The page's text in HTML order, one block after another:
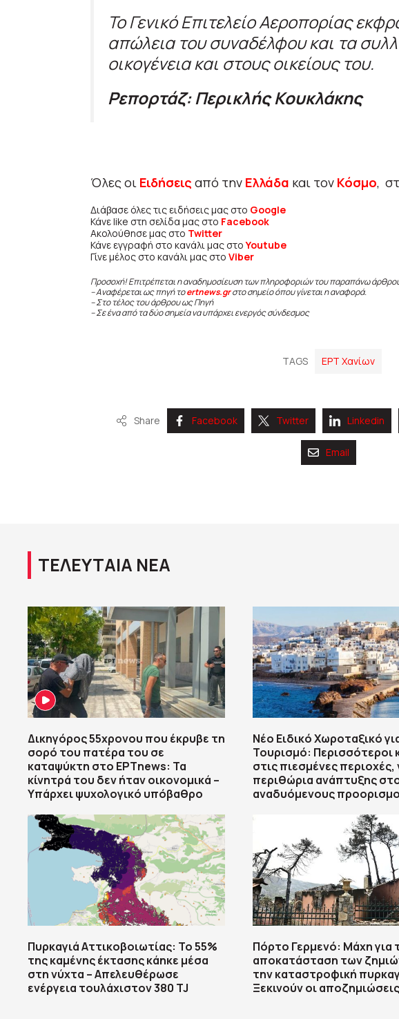
Το Γενικό Επιτελείο Αεροπορίας
απώλεια του συναδέλφου και τα
οικογένεια και στους οικείους του.
Ρεπορτάζ: Περικλής Κουκλάκης
Όλες οι Ειδήσεις από την Ελλάδα και τον Κόσμο,
Διάβασε όλες τις ειδήσεις μας στο Google
Κάνε like στη σελίδα μας στο Facebook
Ακολούθησε μας στο Twitter
Κάνε εγγραφή στο κανάλι μας στοYoutube
Γίνε μέλος στο κανάλι μας στο Viber
Προσοχή! Επιτρέπεται η αναδημοσίευση των πληροφοριών του παραπάνω
– Αναφέρεται ως πηγή τοertnews.gr στο σημείο όπου γίνεται η αναφορά.
– Στο τέλος του άρθρου ως Πηγή
– Σε ένα από τα δύο σημεία να υπάρχει ενεργός σύνδεσμος
TAGS ΕΡΤ Χανίων
Share Facebook Twitter Linkedin
Email
ΤΕΛΕΥΤΑΙΑ ΝΕΑ
Δικηγόρος 55χρονου που έκρυβε τη
σορό του πατέρα του σε
καταψύκτη στο ΕΡΤnews: Τα
κίνητρά του δεν ήταν οικονομικά –
Υπάρχει ψυχολογικό υπόβαθρο
Πυρκαγιά Αττικοβοιωτίας: Το 55%
της καμένης έκτασης κάηκε μέσα
στη νύχτα – Απελευθέρωσε
ενέργεια τουλάχιστον 380 TJ
Νέο Ειδικό Χωροταξικό
Τουρισμό: Περισσότεροι
στις πιεσμένες περιοχές,
περιθώρια ανάπτυξης
αναδυόμενους
Πόρτο Γερμενό: Μάχη για
αποκατάσταση των
την καταστροφική
Ξεκινούν οι αποζημιώσεις